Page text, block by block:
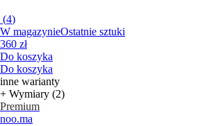
(4)
W magazynieOstatnie sztuki
360 zł
Do koszyka
Do koszyka
inne warianty
+ Wymiary (2)
Premium
noo.ma